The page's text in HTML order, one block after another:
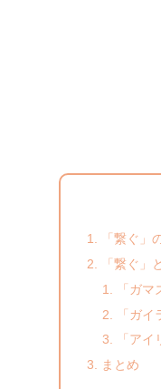
「繋ぐ」
「繋ぐ」
「ガマ
「ガイ
「アイ
まとめ